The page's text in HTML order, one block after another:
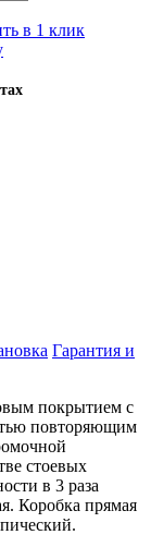
в 1 клик
Гарантия и
покрытием с
повторяющим
стоевых
в 3 раза
Коробка прямая